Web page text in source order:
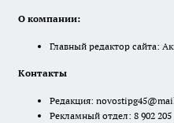
О компании:
Главный редактор сайта:
Контакты
Редакция:
Рекламный отдел: 8 902 205